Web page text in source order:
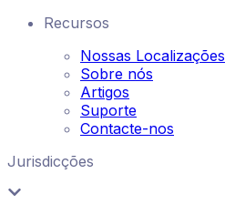
Recursos
Nossas Localizações
Sobre nós
Artigos
Suporte
Contacte-nos
Jurisdicções